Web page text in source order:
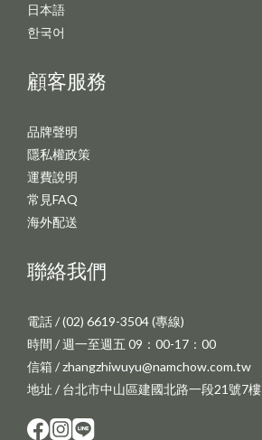
日本語
한국어
顧客服務
品牌聲明
隱私權政策
運費說明
常見FAQ
海外配送
聯絡我們
電話 / (02) 6619-3504 (專線)
時間 / 週一至週五 09：00-17：00
信箱 / zhangzhiwuyu@namchow.com.tw
地址 / 台北市中山區建國北路一段21號7樓